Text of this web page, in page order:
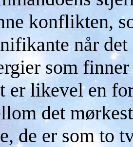
konflikten,
når
som
er likevel en
det
de er som to